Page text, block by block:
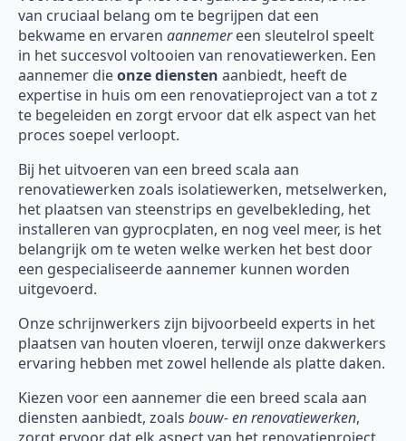
van cruciaal belang om te begrijpen dat een
bekwame en ervaren aannemereen sleutelrol speelt
in het succesvol voltooien van renovatiewerken. Een
aannemer dieonze diensten aanbiedt, heeft de
expertise in huis om een renovatieproject van a tot z
te begeleiden en zorgt ervoor dat elk aspect van het
proces soepel verloopt.
Bij het uitvoeren van een breed scala aan
renovatiewerken zoals isolatiewerken, metselwerken,
het plaatsen van steenstrips en gevelbekleding, het
installeren van gyprocplaten, en nog veel meer, is het
belangrijk om te weten welke werken het best door
een gespecialiseerde aannemer kunnen worden
uitgevoerd.
Onze schrijnwerkers zijn bijvoorbeeld experts in het
plaatsen van houten vloeren, terwijl onze dakwerkers
ervaring hebben met zowel hellende als platte daken.
Kiezen voor een aannemer die een breed scala aan
diensten aanbiedt, zoals bouw- en renovatiewerken,